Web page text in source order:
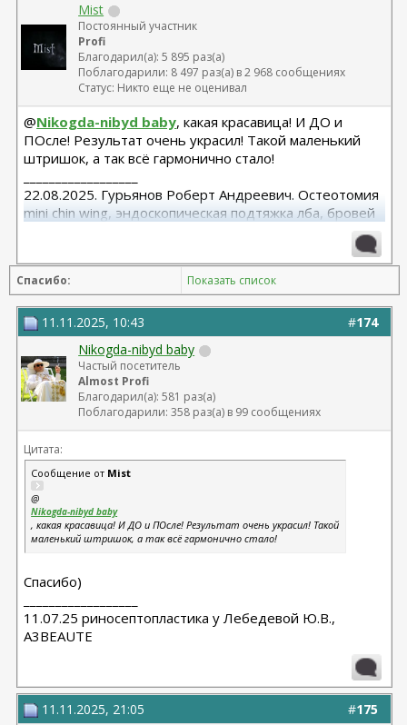
Mist
Постоянный участник
Profi
Благодарил(а): 5 895 раз(а)
Поблагодарили: 8 497 раз(а) в 2 968 сообщениях
Статус: Никто еще не оценивал
@Nikogda-nibyd baby, какая красавица! И ДО и
ПОсле! Результат очень украсил! Такой маленький
штришок, а так всё гармонично стало!
22.08.2025. Гурьянов Роберт Андреевич. Остеотомия
mini chin wing, эндоскопическая подтяжка лба, бровей
27.02.2026. Гурьянов Р. А. Блефаропластика верхних
век. Липофилинг скул и носогубных складок.
Спасибо: Показать список
#174
11.11.2025, 10:43
Nikogda-nibyd baby
Частый посетитель
Almost Profi
Благодарил(а): 581 раз(а)
Поблагодарили: 358 раз(а) в 99 сообщениях
Цитата:
Сообщение от Mist
@
Nikogda-nibyd baby
, какая красавица! И ДО и ПОсле! Результат очень украсил! Такой
маленький штришок, а так всё гармонично стало!
Спасибо)
11.07.25 риносептопластика у Лебедевой Ю.В.,
A3BEAUTE
#175
11.11.2025, 21:05